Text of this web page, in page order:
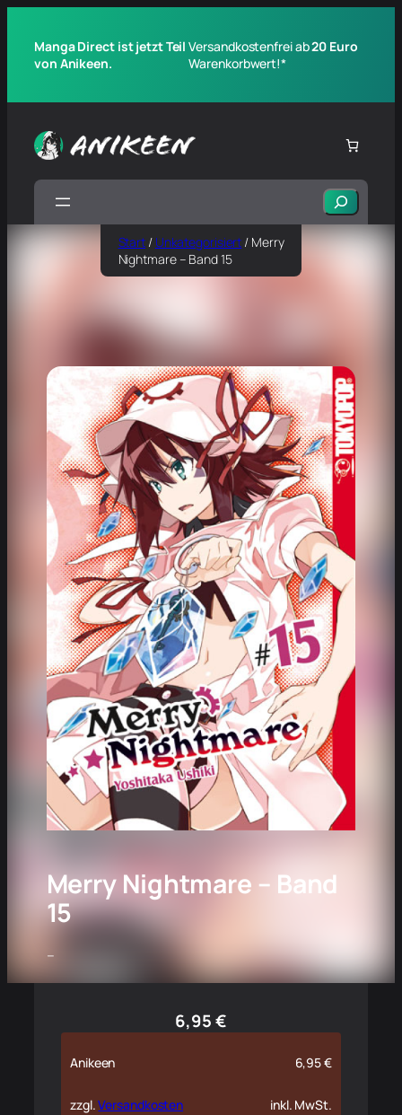
Manga Direct ist jetzt Teil
von Anikeen.
Versandkostenfrei ab20 Euro
Warenkorbwert!*
Suchen
Start / Unkategorisiert / Merry
Nightmare – Band 15
Merry Nightmare – Band
15
–
6,95€
Anikeen 6,95€
zzgl.Versandkosten
inkl. MwSt.